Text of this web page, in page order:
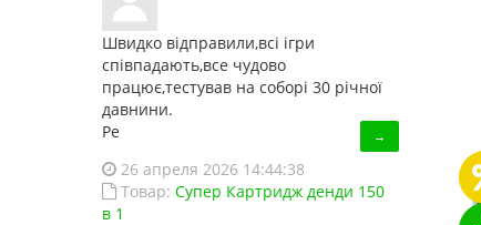
Швидко відправили,всі ігри
співпадають,все чудово
працює,тестував на соборі 30 річної
давнини.
Ре
→
26 апреля 2026 14:44:38
Товар: Супер Картридж денди 150
в 1